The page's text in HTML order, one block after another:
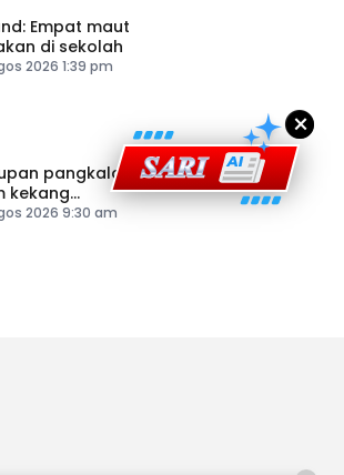
Empat maut
di sekolah
2026 1:39 pm
pangkalan
kekang
di Kelantan
2026 9:30 am
×